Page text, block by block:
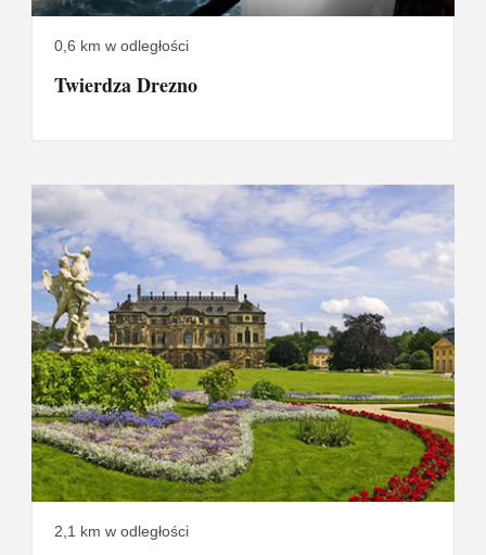
0,6 km w odległości
Twierdza Drezno
2,1 km w odległości